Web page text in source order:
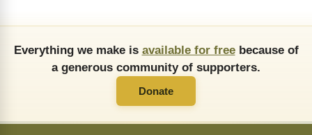
Everything we make is available for freebecause of
a generous community of supporters.
Donate